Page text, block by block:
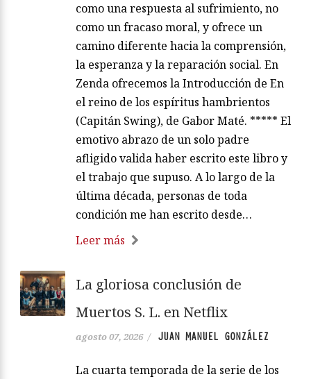
como una respuesta al sufrimiento, no
como un fracaso moral, y ofrece un
camino diferente hacia la comprensión,
la esperanza y la reparación social. En
Zenda ofrecemos la Introducción de En
el reino de los espíritus hambrientos
(Capitán Swing), de Gabor Maté. ***** El
emotivo abrazo de un solo padre
afligido valida haber escrito este libro y
el trabajo que supuso. A lo largo de la
última década, personas de toda
condición me han escrito desde…
Leer más
La gloriosa conclusión de
Muertos S. L. en Netflix
agosto 07, 2026 / JUAN MANUEL GONZÁLEZ
La cuarta temporada de la serie de los